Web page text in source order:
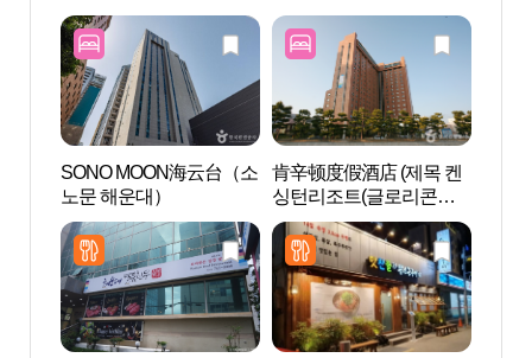
SONO MOON海云台（소
노문 해운대）
肯辛顿度假酒店 (제목 켄
싱턴리조트(글로리콘도
해운대) )